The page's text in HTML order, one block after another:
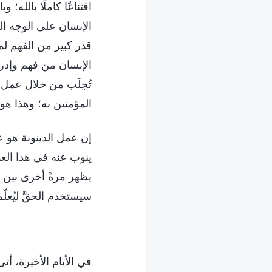
اقتناعًا كاملًا
الإنسان على
قدر كبير من الفهم
الإنسان من فهم
تُجلَب من خلال عمل
المؤمنين به؛ وهذا
إن عمل الدينونة
ينوب عنه في هذا
يظهر مرةً أخرى بين
سيستخدم الحقَّ
في الأيام الأخيرة،